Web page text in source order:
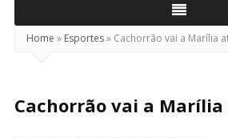
Home » Esportes» Cachorrão vai a Marília
Cachorrão vai a